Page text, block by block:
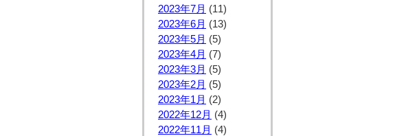
2023年7月 (11)
2023年6月 (13)
2023年5月 (5)
2023年4月 (7)
2023年3月 (5)
2023年2月 (5)
2023年1月 (2)
2022年12月 (4)
2022年11月 (4)